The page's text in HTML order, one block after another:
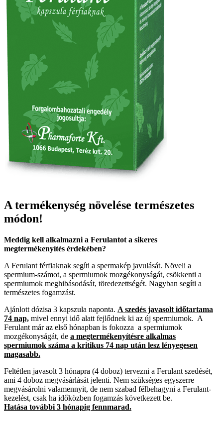
A termékenység növelése természetes
módon!
Meddig kell alkalmazni a Ferulantot a sikeres
megtermékenyítés érdekében?
A Ferulant férfiaknak segíti a spermakép javulását. Növeli a
spermium-számot, a spermiumok mozgékonyságát, csökkenti a
spermiumok meghibásodását, töredezettségét. Nagyban segíti a
természetes fogamzást.
Ajánlott dózisa 3 kapszula naponta. A szedés javasolt időtartama
74 nap, mivel ennyi idő alatt fejlődnek ki az új spermiumok. A
Ferulant már az első hónapban is fokozza a spermiumok
mozgékonyságát, de a megtermékenyítésre alkalmas
spermiumok száma a kritikus 74 nap után lesz lényegesen
magasabb.
Feltétlen javasolt 3 hónapra (4 doboz) tervezni a Ferulant szedését,
ami 4 doboz megvásárlását jelenti. Nem szükséges egyszerre
megvásárolni valamennyit, de nem szabad félbehagyni a Ferulant-
kezelést, csak ha időközben fogamzás következett be.
Hatása további 3 hónapig fennmarad.